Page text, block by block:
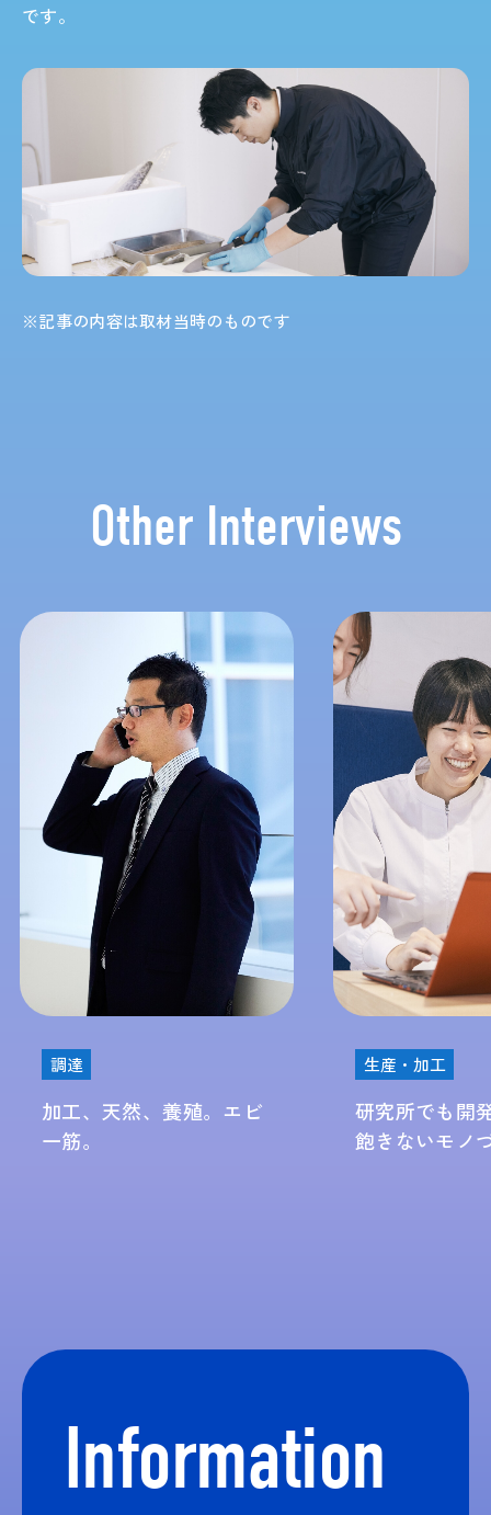
です。
※記事の内容は取材当時のものです
Other Interviews
、養殖。エビ
研究所でも開発部でも、
飽きないモノづくり。
Information